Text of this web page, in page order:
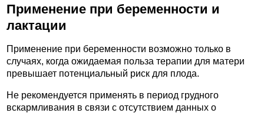
Применение при беременности и
лактации
Применение при беременности возможно только в
случаях, когда ожидаемая польза терапии для матери
превышает потенциальный риск для плода.
Не рекомендуется применять в период грудного
вскармливания в связи с отсутствием данных о